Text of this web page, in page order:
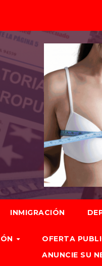
INMIGRACIÓN
OFERTA
ANUNCIE SU